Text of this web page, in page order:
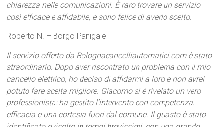
chiarezza nelle comunicazioni. È raro trovare un servizio
così efficace e affidabile, e sono felice di averlo scelto.
Roberto N. – Borgo Panigale
Il servizio offerto da Bolognacancelliautomatici.com è stato
straordinario. Dopo aver riscontrato un problema con il mio
cancello elettrico, ho deciso di affidarmi a loro e non avrei
potuto fare scelta migliore. Giacomo si è rivelato un vero
professionista: ha gestito l’intervento con competenza,
efficacia e una cortesia fuori dal comune. Il guasto è stato